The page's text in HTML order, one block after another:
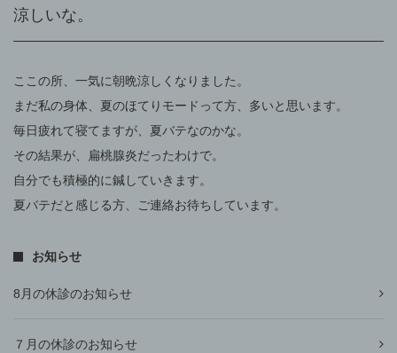
涼しいな。
ここの所、一気に朝晩涼しくなりました。
まだ私の身体、夏のほてりモードって方、多いと思います。
毎日疲れて寝てますが、夏バテなのかな。
その結果が、扁桃腺炎だったわけで。
自分でも積極的に鍼していきます。
夏バテだと感じる方、ご連絡お待ちしています。
お知らせ
8月の休診のお知らせ
７月の休診のお知らせ